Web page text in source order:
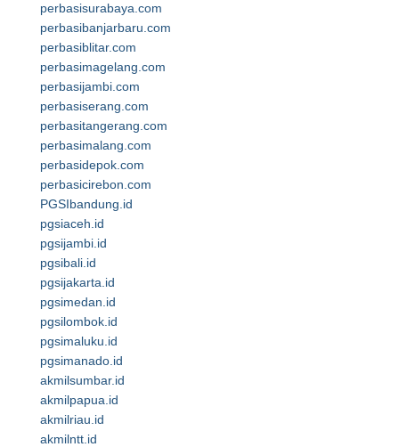
perbasisurabaya.com
perbasibanjarbaru.com
perbasiblitar.com
perbasimagelang.com
perbasijambi.com
perbasiserang.com
perbasitangerang.com
perbasimalang.com
perbasidepok.com
perbasicirebon.com
PGSIbandung.id
pgsiaceh.id
pgsijambi.id
pgsibali.id
pgsijakarta.id
pgsimedan.id
pgsilombok.id
pgsimaluku.id
pgsimanado.id
akmilsumbar.id
akmilpapua.id
akmilriau.id
akmilntt.id